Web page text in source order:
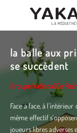
contenu
principal
LA
la balle aux
se succèdent
Groupe National De
Face à face, à
même effectif
joueurs libres adverses